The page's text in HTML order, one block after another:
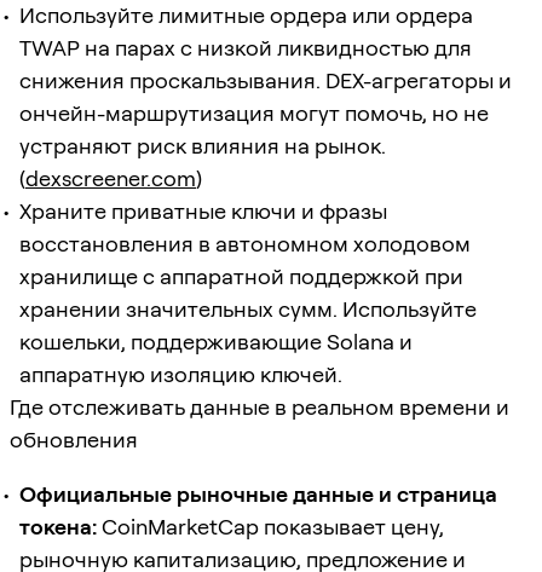
Используйте лимитные ордера или ордера
TWAP на парах с низкой ликвидностью для
снижения проскальзывания. DEX-агрегаторы и
ончейн-маршрутизация могут помочь, но не
устраняют риск влияния на рынок.
(dexscreener.com)
Храните приватные ключи и фразы
восстановления в автономном холодовом
хранилище с аппаратной поддержкой при
хранении значительных сумм. Используйте
кошельки, поддерживающие Solana и
аппаратную изоляцию ключей.
Где отслеживать данные в реальном времени и
обновления
Официальные рыночные данные и страница
токена:CoinMarketCap показывает цену,
рыночную капитализацию, предложение и